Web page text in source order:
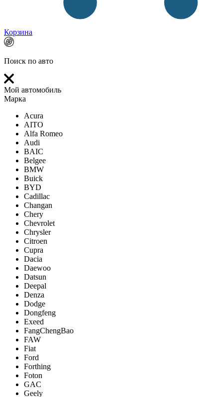
Корзина
Поиск по авто
Мой автомобиль
Марка
Acura
AITO
Alfa Romeo
Audi
BAIC
Belgee
BMW
Buick
BYD
Cadillac
Changan
Chery
Chevrolet
Chrysler
Citroen
Cupra
Dacia
Daewoo
Datsun
Deepal
Denza
Dodge
Dongfeng
Exeed
FangChengBao
FAW
Fiat
Ford
Forthing
Foton
GAC
Geely